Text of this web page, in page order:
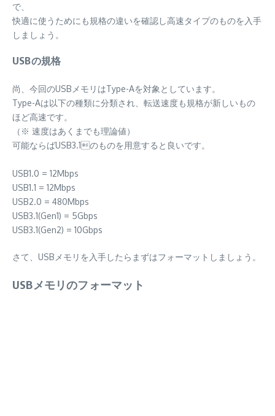
で、
快適に使うためにも規格の違いを確認し高速タイプのものを入手
しましょう。
USBの規格
尚、今回のUSBメモリはType-Aを対象としています。
Type-Aは以下の種類に分類され、転送速度も規格が新しいもの
ほど高速です。
（※ 速度はあくまでも理論値）
可能ならばUSB3.1のものを用意すると良いです。
USB1.0 = 12Mbps
USB1.1 = 12Mbps
USB2.0 = 480Mbps
USB3.1(Gen1) = 5Gbps
USB3.1(Gen2) = 10Gbps
さて、USBメモリを入手したらまずはフォーマットしましょう。
USBメモリのフォーマット